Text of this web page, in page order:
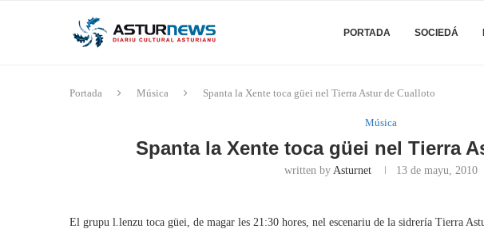
PORTADA SOCIEDÁ
Portada Música Spanta la Xente toca güei nel Tierra Astur de Cualloto
Música
Spanta la Xente toca güei nel Tierra
written by Asturnet 13 de mayu, 2010
El grupu l.lenzu toca güei, de magar les 21:30 hores, nel escenariu de la sidrería Tierra